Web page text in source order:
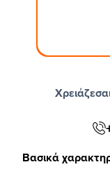
Βασικά